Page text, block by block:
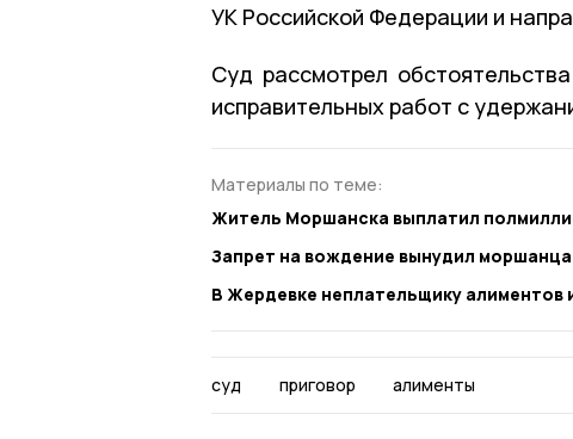
УК Российской Федерации и
Суд рассмотрел
исправительных работ с
Материалы по теме:
Житель Моршанска выплатил
Запрет на вождение вынудил
В Жердевке неплательщику алиментов
суд приговор алименты